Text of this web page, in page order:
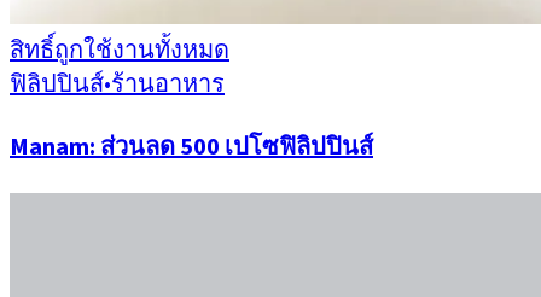
สิทธิ์ถูกใช้งานทั้งหมด
ฟิลิปปินส์•ร้านอาหาร
Manam: ส่วนลด 500 เปโซฟิลิปปินส์